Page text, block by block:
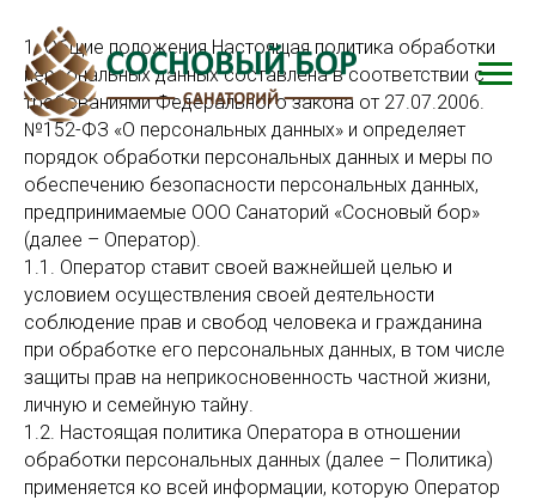
1. Общие положения Настоящая политика обработки
персональных данных составлена в соответствии с
требованиями Федерального закона от 27.07.2006.
№152-ФЗ «О персональных данных» и определяет
порядок обработки персональных данных и меры по
обеспечению безопасности персональных данных,
предпринимаемые ООО Санаторий «Сосновый бор»
(далее – Оператор).
1.1. Оператор ставит своей важнейшей целью и
условием осуществления своей деятельности
соблюдение прав и свобод человека и гражданина
при обработке его персональных данных, в том числе
защиты прав на неприкосновенность частной жизни,
личную и семейную тайну.
1.2. Настоящая политика Оператора в отношении
обработки персональных данных (далее – Политика)
применяется ко всей информации, которую Оператор